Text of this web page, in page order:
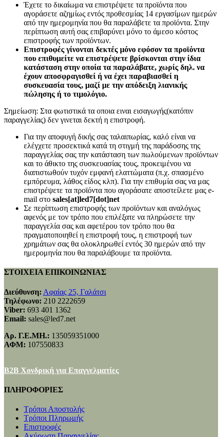
Έχετε το δικαίωμα να επιστρέψετε τα προϊόντα που
αγοράσετε αζημίως εντός προθεσμίας 14 εργασίμων ημερών
από την ημερομηνία που θα παραλάβετε τα προϊόντα. Στην
περίπτωση αυτή σας επιβαρύνει μόνο το άμεσο κόστος
επιστροφής των προϊόντων.
Επιστροφές γίνονται δεκτές μόνο εφόσον τα προϊόντα
που επιθυμείτε να επιστρέψετε βρίσκονται στην ίδια
κατάσταση στην οποία τα παραλάβατε, χωρίς δηλ. να
έχουν αποσφραγισθεί ή να έχει παραβιασθεί η
συσκευασία τους, μαζί με την απόδειξη λιανικής
πώλησης ή το τιμολόγιο.
Σημείωση: Στα φωτιστικά τα οποια ειναι εισαγωγής(κατόπιν
παραγγελίας) δεν γινεται δεκτή η επιστροφή.
Για την αποφυγή δικής σας ταλαιπωρίας, καλό είναι να
ελέγχετε προσεκτικά κατά τη στιγμή της παράδοσης της
παραγγελίας σας την κατάσταση των πωλούμενων προϊόντων
και το άθικτο της συσκευασίας τους, προκειμένου να
διαπιστωθούν τυχόν εμφανή ελαττώματα (π.χ. σπασμένο
εμπόρευμα, λάθος είδος κλπ). Για την επιθυμία σας να μας
επιστρέψετε τα προϊόντα που αγοράσατε αποστείλετε μας e-
mail στο sales[at]led7[dot]net
Σε περίπτωση επιστροφής των προϊόντων και αναλόγως
αφενός με τον τρόπο που επιλέξατε να πληρώσετε την
παραγγελία σας και αφετέρου τον τρόπο που θα
πραγματοποιηθεί η επιστροφή τους, η επιστροφή των
χρημάτων σας θα ολοκληρωθεί εντός 30 ημερών από την
ημερομηνία που θα παραλάβουμε τα προϊόντα.
ΣΤΟΙΧΕΙΑ ΕΠΙΚΟΙΝΩΝΙΑΣ
Διεύθυνση: Αφαίας 25, Γαλάτσι
Τηλέφωνο: 210 2222659
Viber: 693 401 1362
Email: sales@led7.net
Αρ. Γ.Ε.ΜΗ.: 135059351000
ΑΦΜ: 107550833
B2B Χονδρική για Επαγγελματίες
ΠΛΗΡΟΦΟΡΙΕΣ
Τρόποι Αποστολής
Τρόποι Πληρωμής
Επιστροφές